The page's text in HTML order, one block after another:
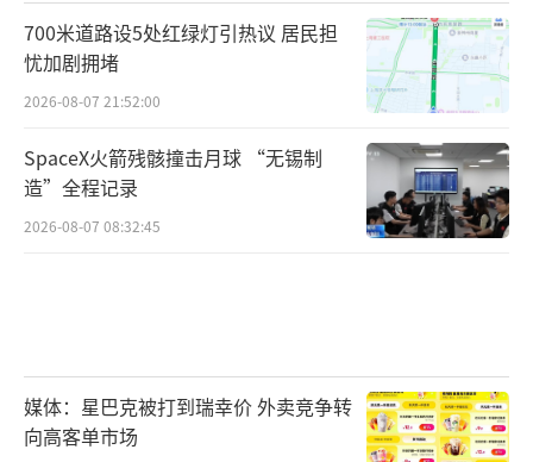
700米道路设5处红绿灯引热议 居民担
忧加剧拥堵
2026-08-07 21:52:00
SpaceX火箭残骸撞击月球 “无锡制
造”全程记录
2026-08-07 08:32:45
媒体：星巴克被打到瑞幸价 外卖竞争转
向高客单市场